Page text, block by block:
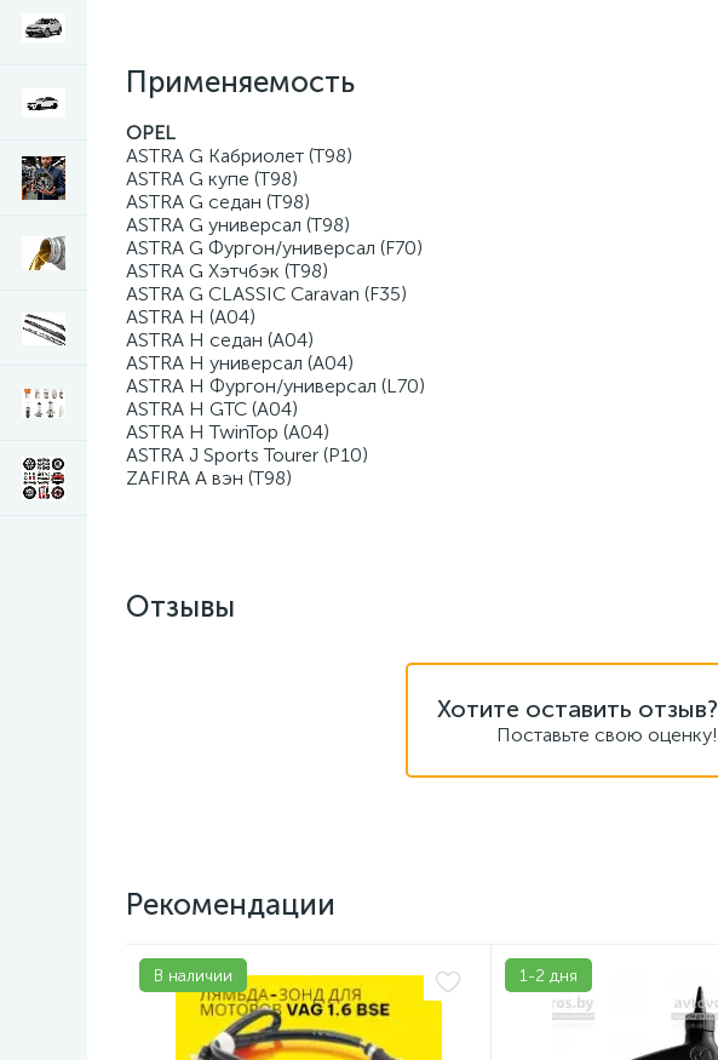
Применяемость
OPEL
ASTRA G Кабриолет (T98)
ASTRA G купе (T98)
ASTRA G седан (T98)
ASTRA G универсал (T98)
ASTRA G Фургон/универсал (F70)
ASTRA G Хэтчбэк (T98)
ASTRA G CLASSIC Caravan (F35)
ASTRA H (A04)
ASTRA H седан (A04)
ASTRA H универсал (A04)
ASTRA H Фургон/универсал (L70)
ASTRA H GTC (A04)
ASTRA H TwinTop (A04)
ASTRA J Sports Tourer (P10)
ZAFIRA A вэн (T98)
Отзывы
Хотите оставить отзыв?
Поставьте свою оценку!
Рекомендации
В наличии 1-2 дня